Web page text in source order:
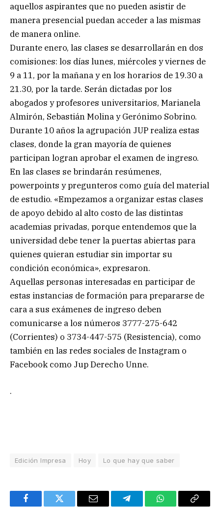
aquellos aspirantes que no pueden asistir de
manera presencial puedan acceder a las mismas
de manera online.
Durante enero, las clases se desarrollarán en dos
comisiones: los días lunes, miércoles y viernes de
9 a 11, por la mañana y en los horarios de 19.30 a
21.30, por la tarde. Serán dictadas por los
abogados y profesores universitarios, Marianela
Almirón, Sebastián Molina y Gerónimo Sobrino.
Durante 10 años la agrupación JUP realiza estas
clases, donde la gran mayoría de quienes
participan logran aprobar el examen de ingreso.
En las clases se brindarán resúmenes,
powerpoints y pregunteros como guía del material
de estudio. «Empezamos a organizar estas clases
de apoyo debido al alto costo de las distintas
academias privadas, porque entendemos que la
universidad debe tener la puertas abiertas para
quienes quieran estudiar sin importar su
condición económica», expresaron.
Aquellas personas interesadas en participar de
estas instancias de formación para prepararse de
cara a sus exámenes de ingreso deben
comunicarse a los números 3777-275-642
(Corrientes) o 3734-447-575 (Resistencia), como
también en las redes sociales de Instagram o
Facebook como Jup Derecho Unne.
.
Edición Impresa Hoy Lo que hay que saber
FacebookTwitter Email TelegramWhatsAppCopy